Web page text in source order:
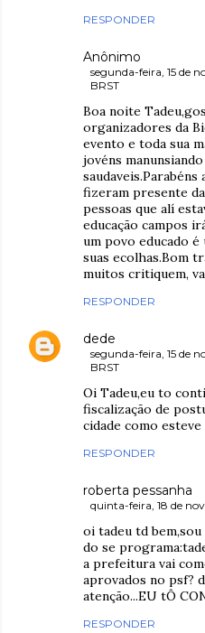
RESPONDER
Anônimo
segunda-feira, 15 de
BRST
Boa noite
organizadores da
evento e toda sua
jovéns
fizeram presente
pessoas que alí
educação campos
um povo educado
suas ecolhas.Bom
muitos critiquem,
RESPONDER
dede
segunda-feira, 15 de
BRST
Oi Tadeu,eu to
fiscalização de
cidade como
RESPONDER
roberta pessanha
quinta-feira, 18 de
oi tadeu td
do se
a prefeitura vai
aprovados no psf?
atenção...EU tÔ
RESPONDER